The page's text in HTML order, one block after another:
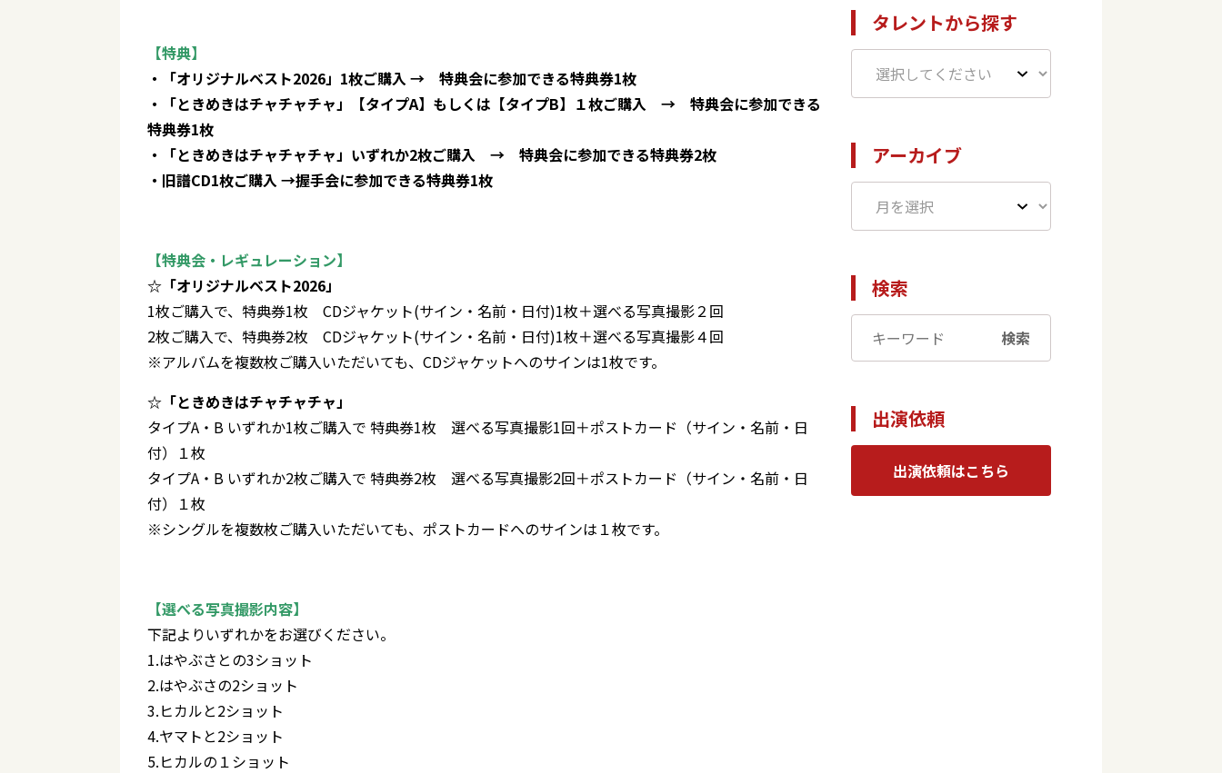
【特典】
・「オリジナルベスト2026」1枚ご購入 → 特典会に参加できる特典券1枚
・「ときめきはチャチャチャ」【タイプA】もしくは【タイプB】１枚ご購入 → 特典会に参加できる
特典券1枚
・「ときめきはチャチャチャ」いずれか2枚ご購入 → 特典会に参加できる特典券2枚
・旧譜CD1枚ご購入 →握手会に参加できる特典券1枚
【特典会・レギュレーション】
☆「オリジナルベスト2026」
1枚ご購入で、特典券1枚 CDジャケット(サイン・名前・日付)1枚＋選べる写真撮影２回
2枚ご購入で、特典券2枚 CDジャケット(サイン・名前・日付)1枚＋選べる写真撮影４回
※アルバムを複数枚ご購入いただいても、CDジャケットへのサインは1枚です。
☆「ときめきはチャチャチャ」
タイプA・B いずれか1枚ご購入で 特典券1枚 選べる写真撮影1回＋ポストカード（サイン・名前・日
付）１枚
タイプA・B いずれか2枚ご購入で 特典券2枚 選べる写真撮影2回＋ポストカード（サイン・名前・日
付）１枚
※シングルを複数枚ご購入いただいても、ポストカードへのサインは１枚です。
【選べる写真撮影内容】
下記よりいずれかをお選びください。
1.はやぶさとの3ショット
2.はやぶさの2ショット
3.ヒカルと2ショット
4.ヤマトと2ショット
5.ヒカルの１ショット
タレントから探す
アーカイブ
検索
検索
出演依頼
出演依頼はこちら